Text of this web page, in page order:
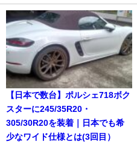
【日本で数台】ポルシェ718ボク
スターに245/35R20・
305/30R20を装着｜日本でも希
少なワイド仕様とは(3回目）